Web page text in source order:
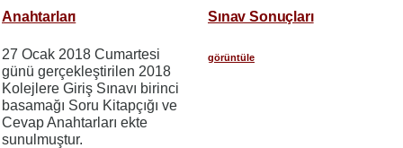
Anahtarları
27 Ocak 2018 Cumartesi
günü gerçekleştirilen 2018
Kolejlere Giriş Sınavı birinci
basamağı Soru Kitapçığı ve
Cevap Anahtarları ekte
sunulmuştur.
Sınav Sonuçları
görüntüle